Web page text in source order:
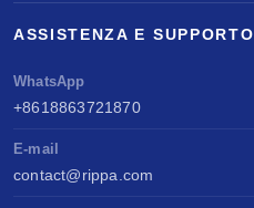
ASSISTENZA E SUPPORTO
WhatsApp
+8618863721870
E-mail
contact@rippa.com